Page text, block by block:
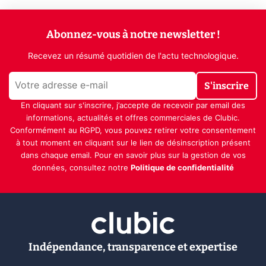
Abonnez-vous à notre newsletter !
Recevez un résumé quotidien de l'actu technologique.
S'inscrire
En cliquant sur s'inscrire, j’accepte de recevoir par email des
informations, actualités et offres commerciales de Clubic.
Conformément au RGPD, vous pouvez retirer votre consentement
à tout moment en cliquant sur le lien de désinscription présent
dans chaque email. Pour en savoir plus sur la gestion de vos
données, consultez notre Politique de confidentialité
Indépendance, transparence et expertise